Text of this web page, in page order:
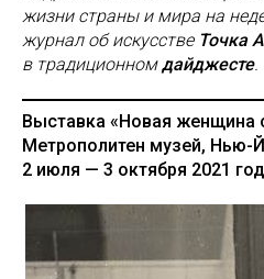
жизни страны и мира на
журнал об искусстве Точка
в традиционномдайджесте.
Выставка «Новая женщина
Метрополитен музей, Нью-
2 июля — 3 октября 2021